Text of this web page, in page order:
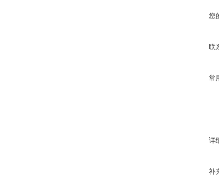
您
联
常
详
补